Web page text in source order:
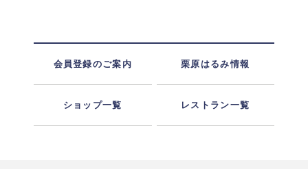
会員登録のご案内 栗原はるみ情報
ショップ一覧 レストラン一覧